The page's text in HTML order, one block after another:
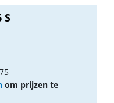
S
om prijzen te